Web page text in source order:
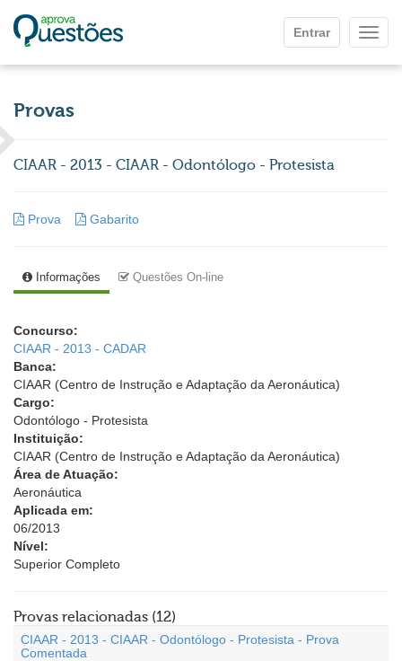
Entrar
Provas
CIAAR - 2013 - CIAAR - Odontólogo - Protesista
Prova Gabarito
Informações Questões On-line
Concurso:
CIAAR - 2013 - CADAR
Banca:
CIAAR (Centro de Instrução e Adaptação da Aeronáutica)
Cargo:
Odontólogo - Protesista
Instituição:
CIAAR (Centro de Instrução e Adaptação da Aeronáutica)
Área de Atuação:
Aeronáutica
Aplicada em:
06/2013
Nível:
Superior Completo
Provas relacionadas (12)
CIAAR - 2013 - CIAAR - Odontólogo - Protesista - Prova
Comentada